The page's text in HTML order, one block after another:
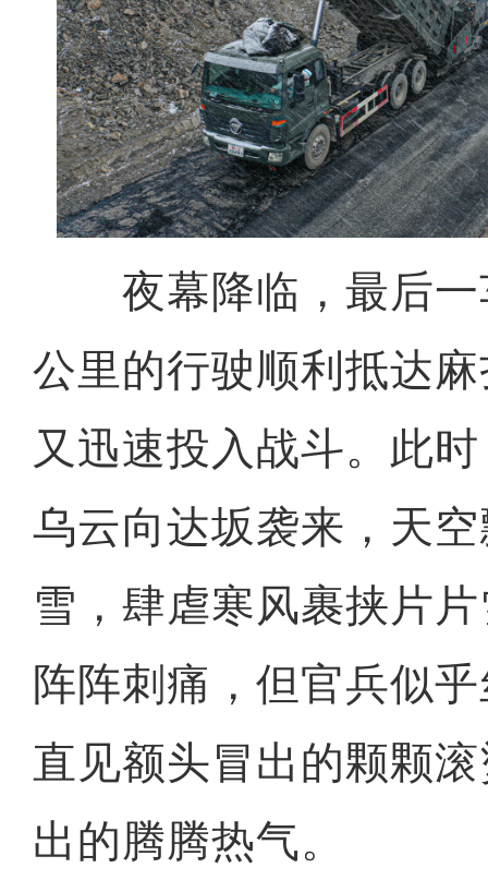
夜幕降临，最后一
公里的行驶顺利抵达
又迅速投入战斗。此
乌云向达坂袭来，天
雪，肆虐寒风裹挟片
阵阵刺痛，但官兵似
直见额头冒出的颗颗
出的腾腾热气。